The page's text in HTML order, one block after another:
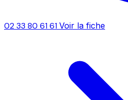
02 33 80 61 61 Voir la fiche